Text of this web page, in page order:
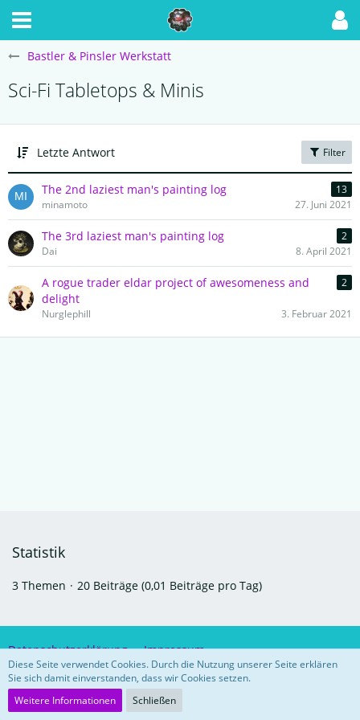
Bastler & Pinsler Werkstatt
Sci-Fi Tabletops & Minis
Letzte Antwort Filter
The 2nd laziest man's painting log
13
minamoto
27. Juni 2021
The 3rd laziest man's painting log
2
Dai
8. April 2021
A rogue trader eldar project of awesomeness and
delight
2
Nurglephill 3. Februar 2021
Statistik
3 Themen 20 Beiträge (0,01 Beiträge pro Tag)
Datenschutzerklärung Impressum
Community-Software:
Diese Seite verwendet Cookies. Durch die Nutzung unserer Seite erklären
Sie sich damit einverstanden, dass wir Cookies setzen.
Weitere Informationen
Schließen